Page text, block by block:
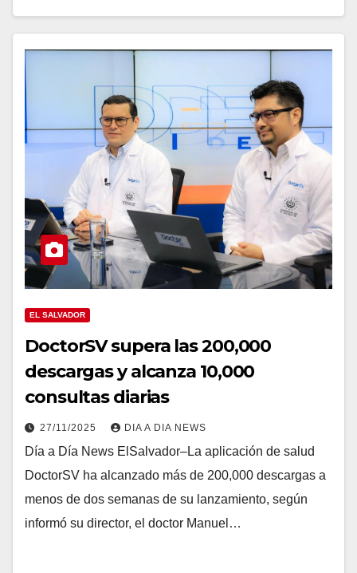
EL SALVADOR
DoctorSV supera las 200,000
descargas y alcanza 10,000
consultas diarias
27/11/2025 DIA A DIA NEWS
Día a Día News ElSalvador–La aplicación de salud
DoctorSV ha alcanzado más de 200,000 descargas a
menos de dos semanas de su lanzamiento, según
informó su director, el doctor Manuel…